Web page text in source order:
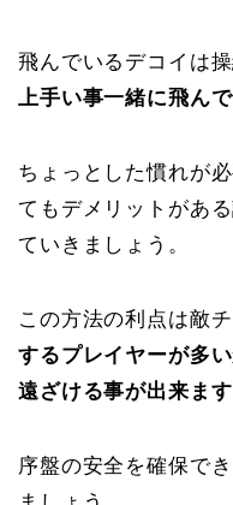
飛んでいるデコイは
上手い事一緒に飛ん
ちょっとした慣れが
てもデメリットがあ
ていきましょう。
この方法の利点は敵
するプレイヤーが多
遠ざける事が出来ます
序盤の安全を確保で